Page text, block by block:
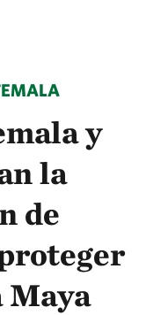
y
la
de
Maya